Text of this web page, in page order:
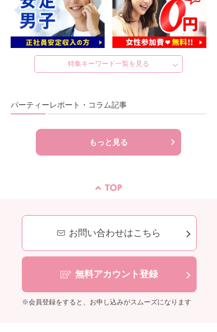
特集キーワード一覧を見る
パーティーレポート・コラム記事
もっと見る
お問い合わせはこちら
無料アカウント登録
※会員登録をすると、お申し込みがスムーズになります